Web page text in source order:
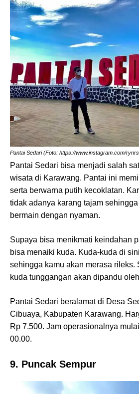
Pantai Sedari (Foto: https://www.instagram.com/
Pantai Sedari bisa menjadi salah
wisata di Karawang. Pantai ini
serta berwarna putih kecoklatan.
tidak adanya karang tajam
bermain dengan nyaman.
Supaya bisa menikmati keindahan
bisa menaiki kuda. Kuda-kuda di
sehingga kamu akan merasa rileks.
kuda tunggangan akan dipandu
Pantai Sedari beralamat di Desa
Cibuaya, Kabupaten Karawang.
Rp 7.500. Jam operasionalnya
00.00.
9. Puncak Sempur